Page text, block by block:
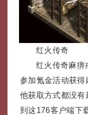
红火传奇
红火传奇麻痹
参加氪金活动获
他获取方式都没
到这176客户端下